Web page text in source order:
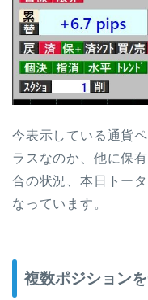
今表示している通貨
ラスなのか、他に保
合の状況、本日トー
なっています。
複数ポジション